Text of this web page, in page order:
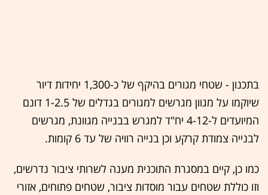
בתכנון - שטחי מגורים בהיקף של כ-1,300 יחידות דיור
שיוקמו על מגוון מגרשים למגורים בגדלים של 1-2.5 דונם
המיועדים ל-4-12 יח"ד למגרש בבנייה מגוונת, מגרשים
לבנייה צמודת קרקע וכן בנייה רוויה של עד 6 קומות.
כמו כן, קיים במסגרת התוכנית מענה לשרותי ציבור נדרשים,
וזו כוללת שטחים עבור מוסדות ציבור, שטחים פתוחים, אזורי